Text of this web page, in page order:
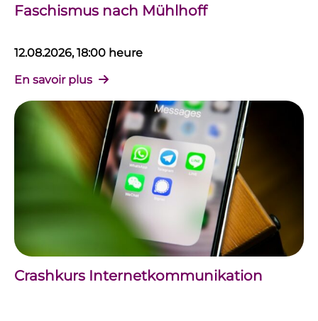
Faschismus nach Mühlhoff
12.08.2026, 18:00 heure
En savoir plus
Crashkurs Internetkommunikation